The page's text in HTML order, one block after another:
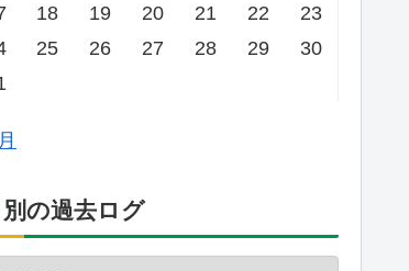
18 19 20 21 22
23
25 26 27 28 29
30
別の過去ログ